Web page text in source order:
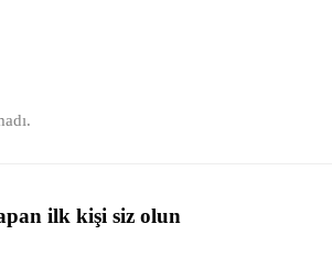
ilk kişi siz olun